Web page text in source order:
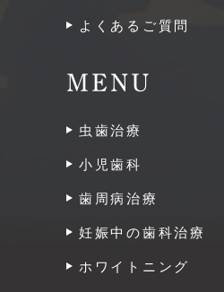
よくあるご質問
MENU
虫歯治療
小児歯科
歯周病治療
妊娠中の歯科治療
ホワイトニング